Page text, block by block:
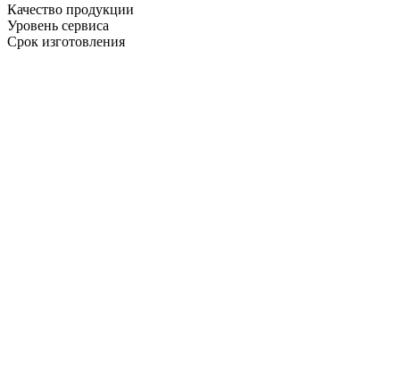
Качество продукции
Уровень сервиса
Срок изготовления